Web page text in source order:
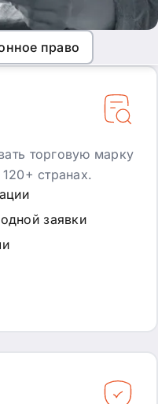
право
торговую марку
странах.
заявки